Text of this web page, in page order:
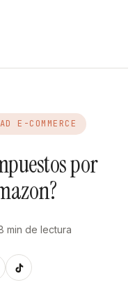
E-COMMERCE
por
min de lectura